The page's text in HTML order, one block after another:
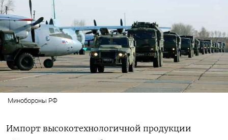
Минобороны РФ
Импорт высокотехнологичной продукции